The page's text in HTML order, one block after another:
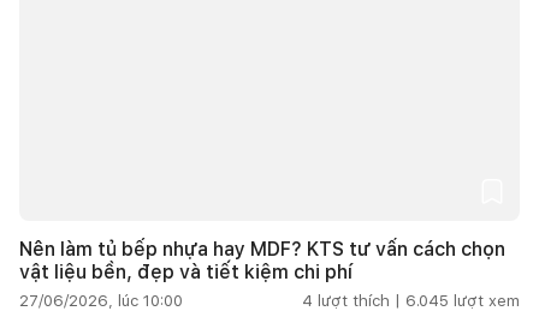
Nên làm tủ bếp nhựa hay MDF? KTS tư vấn cách chọn
vật liệu bền, đẹp và tiết kiệm chi phí
27/06/2026, lúc 10:00 4 lượt thích | 6.045 lượt xem